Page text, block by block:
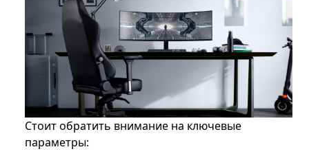
Стоит обратить внимание на ключевые
параметры: